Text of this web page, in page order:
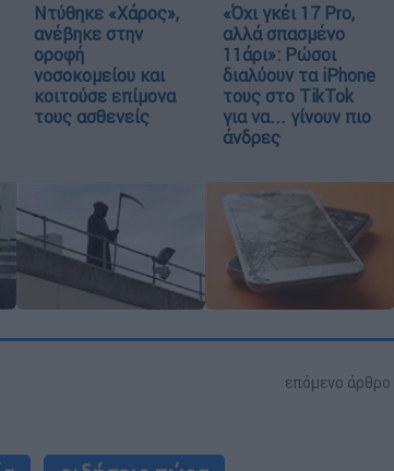
Ντύθηκε «Χάρος»,
ανέβηκε στην
οροφή
νοσοκομείου και
κοιτούσε επίμονα
τους ασθενείς
«Όχι γκέι 17 Pro,
αλλά σπασμένο
11άρι»: Ρώσοι
διαλύουν τα iPhone
τους στο TikTok
για να... γίνουν πιο
άνδρες
επόμενο άρθρο